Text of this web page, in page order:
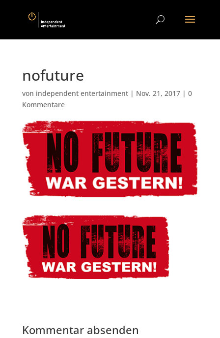
nofuture
von independent entertainment| Nov. 21, 2017| 0
Kommentare
Kommentar absenden